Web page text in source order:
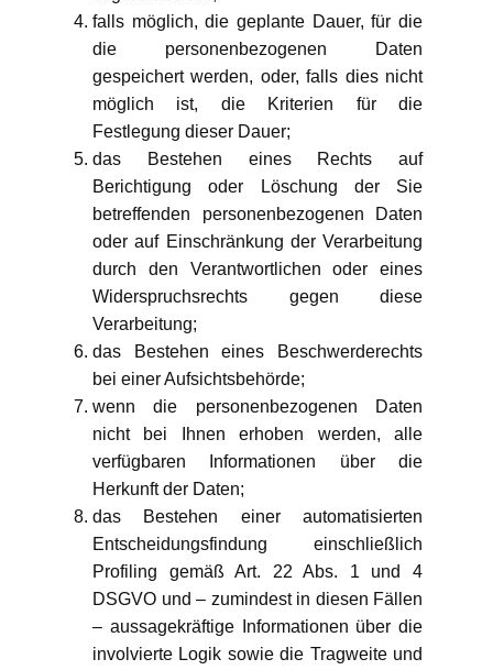
falls möglich, die geplante Dauer, für die
die personenbezogenen Daten
gespeichert werden, oder, falls dies nicht
möglich ist, die Kriterien für die
Festlegung dieser Dauer;
das Bestehen eines Rechts auf
Berichtigung oder Löschung der Sie
betreffenden personenbezogenen Daten
oder auf Einschränkung der Verarbeitung
durch den Verantwortlichen oder eines
Widerspruchsrechts gegen diese
Verarbeitung;
das Bestehen eines Beschwerderechts
bei einer Aufsichtsbehörde;
wenn die personenbezogenen Daten
nicht bei Ihnen erhoben werden, alle
verfügbaren Informationen über die
Herkunft der Daten;
das Bestehen einer automatisierten
Entscheidungsfindung einschließlich
Profiling gemäß Art. 22 Abs. 1 und 4
DSGVO und – zumindest in diesen Fällen
– aussagekräftige Informationen über die
involvierte Logik sowie die Tragweite und